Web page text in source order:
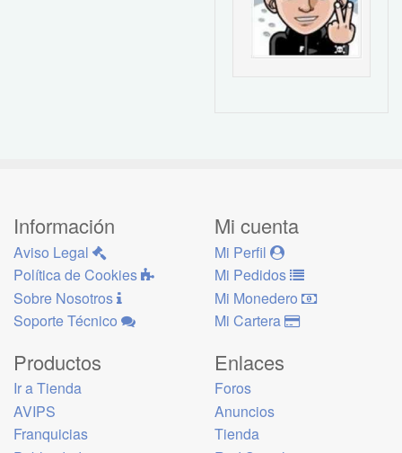
Información
Aviso Legal
Política de Cookies
Sobre Nosotros
Soporte Técnico
Mi cuenta
Mi Perfil
Mi Pedidos
Mi Monedero
Mi Cartera
Productos
Ir a Tienda
AVIPS
Franquicias
Enlaces
Foros
Anuncios
Tienda